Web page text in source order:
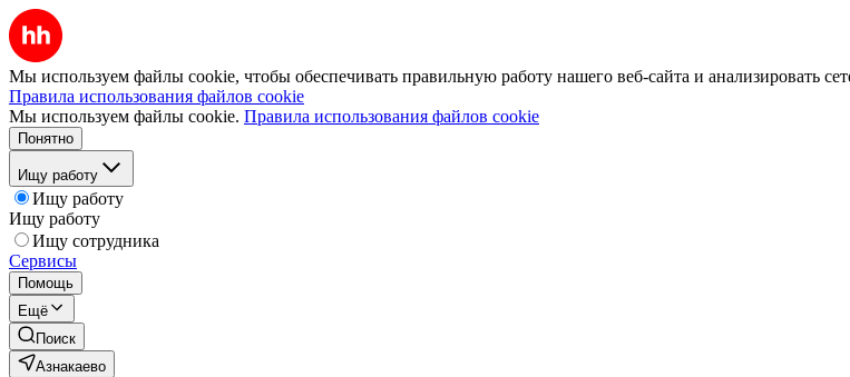
Мы используем файлы cookie, чтобы обеспечивать правильную работу нашего веб-сайта и анализировать
Правила использования файлов cookie
Мы используем файлы cookie. Правила использования файлов cookie
Понятно
Ищу работу
Ищу работу
Ищу работу
Ищу сотрудника
Сервисы
Помощь
Ещё
Поиск
Азнакаево